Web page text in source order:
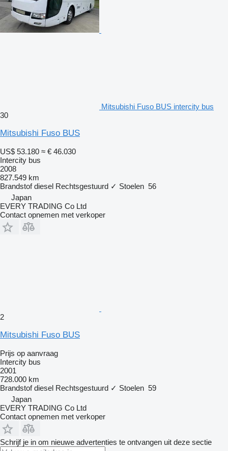
Mitsubishi Fuso BUS intercity bus
30
Mitsubishi Fuso BUS
US$ 53.180 ≈ € 46.030
Intercity bus
2008
827.549 km
Brandstof diesel Rechtsgestuurd ✓ Stoelen 56
Japan
EVERY TRADING Co Ltd
Contact opnemen met verkoper
2
Mitsubishi Fuso BUS
Prijs op aanvraag
Intercity bus
2001
728.000 km
Brandstof diesel Rechtsgestuurd ✓ Stoelen 59
Japan
EVERY TRADING Co Ltd
Contact opnemen met verkoper
Schrijf je in om nieuwe advertenties te ontvangen uit deze sectie